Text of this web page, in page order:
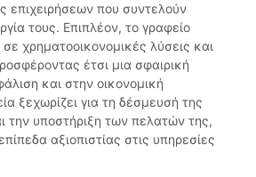
επιχειρήσεων που συντελούν
τους. Επιπλέον, το γραφείο
χρηματοοικονομικές λύσεις και
έτσι μια σφαιρική
και στην οικονομική
ξεχωρίζει για τη δέσμευσή της
την υποστήριξη των πελατών της,
αξιοπιστίας στις υπηρεσίες